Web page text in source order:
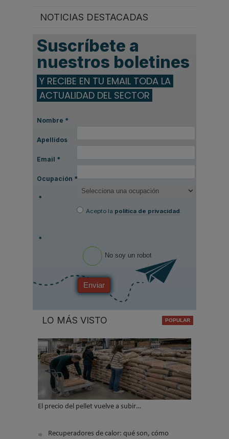
NOTICIAS DESTACADAS
Suscríbete a
nuestros boletines
Y RECIBE EN TU EMAIL TODA LA
ACTUALIDAD DEL SECTOR
Nombre *
Apellidos
Email *
Ocupación *
*
Acepto la política de privacidad.
*
No soy un robot
Enviar
LO MÁS VISTO
El precio del pellet vuelve a subir…
Recuperadores de calor: qué son, cómo